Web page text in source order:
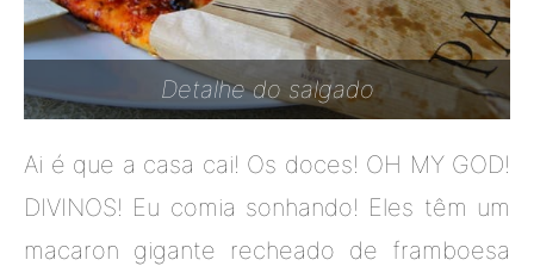
Detalhe do salgado
Ai é que a casa cai! Os doces! OH MY GOD!
DIVINOS! Eu comia sonhando! Eles têm um
macaron gigante recheado de framboesa